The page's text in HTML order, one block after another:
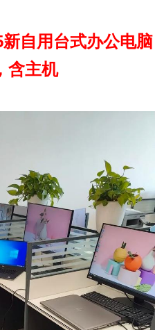
自用台式办公电脑
含主机